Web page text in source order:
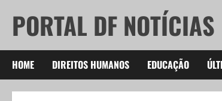
content
PORTAL DF NOTÍCIAS
HOME DIREITOS HUMANOS EDUCAÇÃO